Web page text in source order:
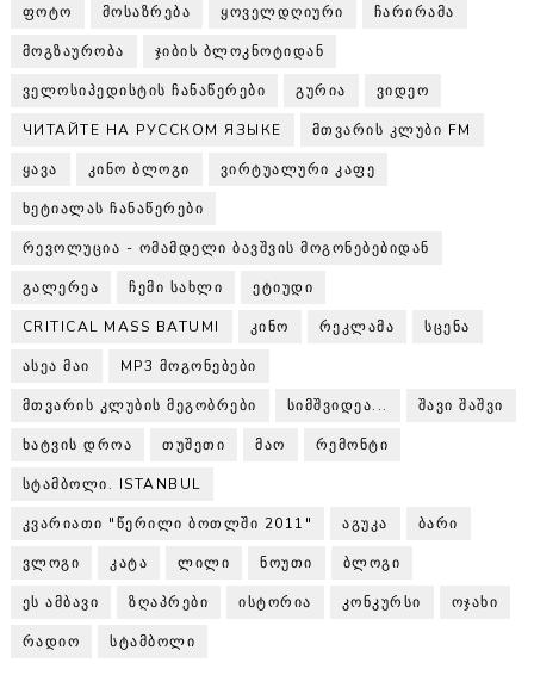
ᲤᲝᲢᲝ ᲛᲝᲡᲐᲖᲠᲔᲑᲐ ᲧᲝᲕᲔᲚᲓᲦᲘᲣᲠᲘ ᲩᲐᲠᲘᲠᲐᲛᲐ
ᲛᲝᲒᲖᲐᲣᲠᲝᲑᲐ ᲯᲘᲑᲘᲡ ᲑᲚᲝᲙᲜᲝᲢᲘᲓᲐᲜ
ᲕᲔᲚᲝᲡᲘᲞᲔᲓᲘᲡᲢᲘᲡ ᲩᲐᲜᲐᲬᲔᲠᲔᲑᲘ ᲒᲣᲠᲘᲐ ᲕᲘᲓᲔᲝ
ЧИТАЙТЕ НА РУССКОМ ЯЗЫКЕ ᲛᲗᲕᲐᲠᲘᲡ ᲙᲚᲣᲑᲘ FM
ᲧᲐᲕᲐ ᲙᲘᲜᲝ ᲑᲚᲝᲒᲘ ᲕᲘᲠᲢᲣᲐᲚᲣᲠᲘ ᲙᲐᲤᲔ
ᲮᲔᲢᲘᲐᲚᲐᲡ ᲩᲐᲜᲐᲬᲔᲠᲔᲑᲘ
ᲠᲔᲕᲝᲚᲣᲪᲘᲐ - ᲝᲛᲐᲛᲓᲔᲚᲘ ᲑᲐᲕᲨᲕᲘᲡ ᲛᲝᲒᲝᲜᲔᲑᲔᲑᲘᲓᲐᲜ
ᲒᲐᲚᲔᲠᲔᲐ ᲩᲔᲛᲘ ᲡᲐᲮᲚᲘ ᲔᲢᲘᲣᲓᲘ
CRITICAL MASS BATUMI ᲙᲘᲜᲝ ᲠᲔᲙᲚᲐᲛᲐ ᲡᲪᲔᲜᲐ
ᲐᲡᲔᲐ ᲛᲐᲘ MP3 ᲛᲝᲒᲝᲜᲔᲑᲔᲑᲘ
ᲛᲗᲕᲐᲠᲘᲡ ᲙᲚᲣᲑᲘᲡ ᲛᲔᲒᲝᲑᲠᲔᲑᲘ ᲡᲘᲛᲨᲕᲘᲓᲔᲐ... ᲨᲐᲕᲘ ᲨᲐᲨᲕᲘ
ᲮᲐᲢᲕᲘᲡ ᲓᲠᲝᲐ ᲗᲣᲨᲔᲗᲘ ᲛᲐᲝ ᲠᲔᲛᲝᲜᲢᲘ
ᲡᲢᲐᲛᲑᲝᲚᲘ. ISTANBUL
ᲙᲕᲐᲠᲘᲐᲗᲘ "ᲬᲔᲠᲘᲚᲘ ᲑᲝᲗᲚᲨᲘ 2011" ᲐᲒᲣᲙᲐ ᲑᲐᲠᲘ
ᲕᲚᲝᲒᲘ ᲙᲐᲢᲐ ᲚᲘᲚᲘ ᲜᲝᲣᲗᲘ ᲑᲚᲝᲒᲘ
ᲔᲡ ᲐᲛᲑᲐᲕᲘ ᲖᲦᲐᲞᲠᲔᲑᲘ ᲘᲡᲢᲝᲠᲘᲐ ᲙᲝᲜᲙᲣᲠᲡᲘ ᲝᲯᲐᲮᲘ
ᲠᲐᲓᲘᲝ ᲡᲢᲐᲛᲑᲝᲚᲘ